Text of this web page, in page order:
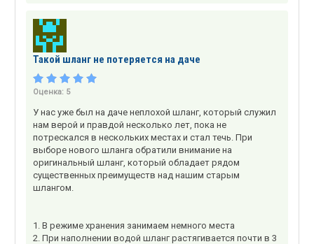
Такой шланг не потеряется на даче
Оценка: 5
У нас уже был на даче неплохой шланг, который служил
нам верой и правдой несколько лет, пока не
потрескался в нескольких местах и стал течь. При
выборе нового шланга обратили внимание на
оригинальный шланг, который обладает рядом
существенных преимуществ над нашим старым
шлангом.
1. В режиме хранения занимаем немного места
2. При наполнении водой шланг растягивается почти в 3